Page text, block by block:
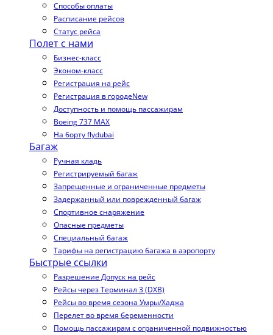
Способы оплаты
Расписание рейсов
Статус рейса
Полет с нами
Бизнес-класс
Эконом-класс
Регистрация на рейс
Регистрация в городеNew
Доступность и помощь пассажирам
Boeing 737 MAX
На борту flydubai
Багаж
Ручная кладь
Регистрируемый багаж
Запрещенные и ограниченные предметы
Задержанный или поврежденный багаж
Спортивное снаряжение
Опасные предметы
Специальный багаж
Тарифы на регистрацию багажа в аэропорту
Быстрые ссылки
Разрешение Допуск на рейс
Рейсы через Терминал 3 (DXB)
Рейсы во время сезона Умры/Хаджа
Перелет во время беременности
Помощь пассажирам с ограниченной подвижностью